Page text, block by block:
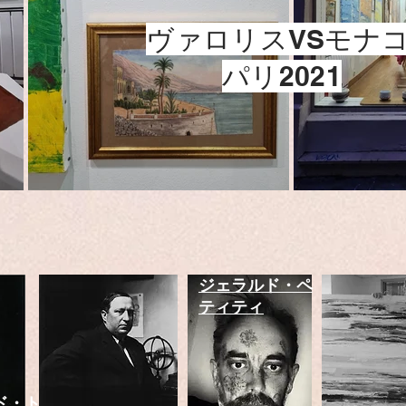
ヴァロリスVSモナ
パリ2021
ジェラルド・ペ
ティティ